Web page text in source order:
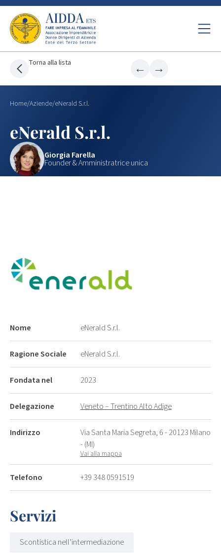
Torna alla lista ← →
Home/Aziende/eNerald S.r.l.
eNerald S.r.l.
Giorgia Farella
Founder & Amministratrice unica
Nome eNerald S.r.l.
Ragione Sociale eNerald S.r.l.
Fondata nel 2023
Delegazione Veneto – Trentino Alto Adige
Indirizzo
Via Santa Maria Segreta, 6 - 20123 Milano
- (MI)
Vai alla mappa
Telefono +39 348 0591519
Servizi
Scontistica nell’intermediazione